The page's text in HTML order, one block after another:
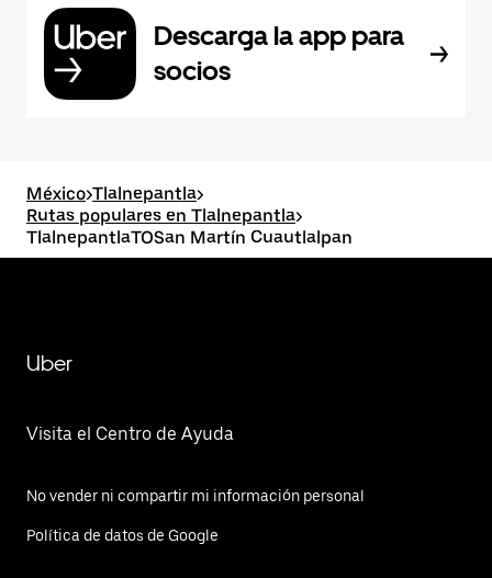
Descarga la app para
socios
México>Tlalnepantla>
Rutas populares en Tlalnepantla>
TlalnepantlaTOSan Martín Cuautlalpan
Uber
Visita el Centro de Ayuda
No vender ni compartir mi información personal
Política de datos de Google